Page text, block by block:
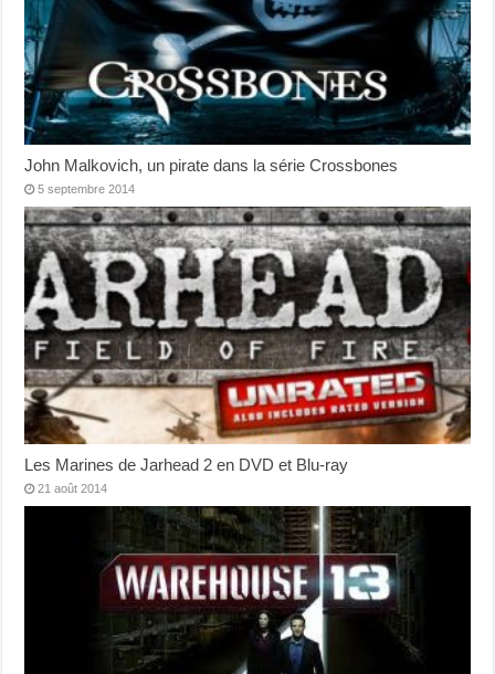
John Malkovich, un pirate dans la série Crossbones
5 septembre 2014
Les Marines de Jarhead 2 en DVD et Blu-ray
21 août 2014